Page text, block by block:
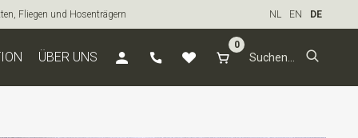
Fliegen und Hosenträgern NL EN DE
ÜBER UNS
0